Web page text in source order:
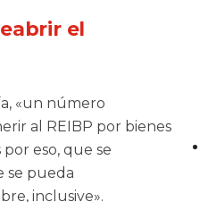
el
«un número
al REIBP por bienes
eso, que se
se pueda
inclusive».